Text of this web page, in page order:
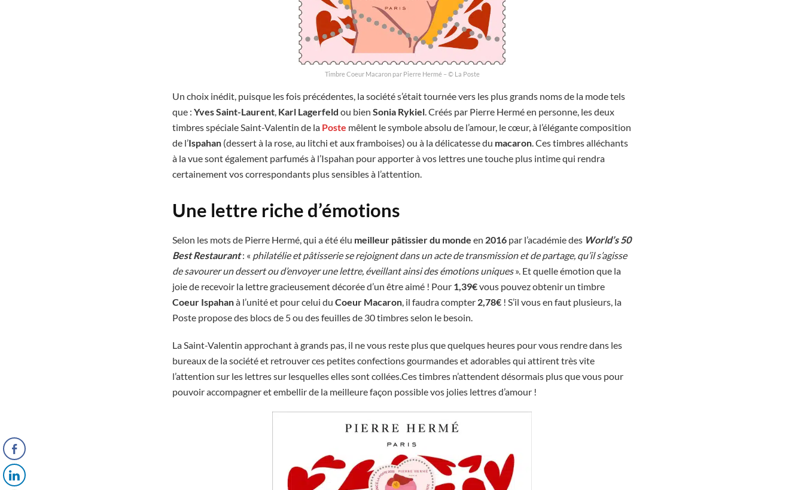
Timbre Coeur Macaron par Pierre Hermé – © La Poste
Un choix inédit, puisque les fois précédentes, la société s’était tournée vers les plus grands noms de la mode tels
que : Yves Saint-Laurent, Karl Lagerfeld ou bien Sonia Rykiel. Créés par Pierre Hermé en personne, les deux
timbres spéciale Saint-Valentin de la Poste mêlent le symbole absolu de l’amour, le cœur, à l’élégante composition
de l’Ispahan (dessert à la rose, au litchi et aux framboises) ou à la délicatesse du macaron. Ces timbres alléchants
à la vue sont également parfumés à l’Ispahan pour apporter à vos lettres une touche plus intime qui rendra
certainement vos correspondants plus sensibles à l’attention.
Une lettre riche d’émotions
Selon les mots de Pierre Hermé, qui a été élu meilleur pâtissier du monde en 2016 par l’académie des World’s 50
Best Restaurant: « philatélie et pâtisserie se rejoignent dans un acte de transmission et de partage, qu’il s’agisse
de savourer un dessert ou d’envoyer une lettre, éveillant ainsi des émotions uniques». Et quelle émotion que la
joie de recevoir la lettre gracieusement décorée d’un être aimé ! Pour 1,39€vous pouvez obtenir un timbre
Coeur Ispahanà l’unité et pour celui du Coeur Macaron, il faudra compter 2,78€ ! S’il vous en faut plusieurs, la
Poste propose des blocs de 5 ou des feuilles de 30 timbres selon le besoin.
La Saint-Valentin approchant à grands pas, il ne vous reste plus que quelques heures pour vous rendre dans les
bureaux de la société et retrouver ces petites confections gourmandes et adorables qui attirent très vite
l’attention sur les lettres sur lesquelles elles sont collées.Ces timbres n’attendent désormais plus que vous pour
pouvoir accompagner et embellir de la meilleure façon possible vos jolies lettres d’amour !